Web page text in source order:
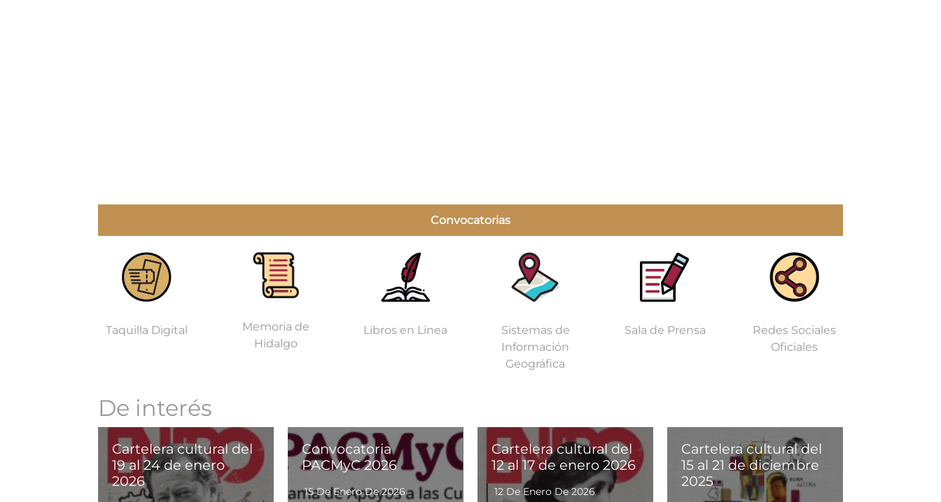
Convocatorias
Taquilla Digital
Memoria de
Hidalgo
Libros en Línea
Sistemas de
Información
Geográfica
Sala de Prensa
Redes Sociales
Oficiales
De interés
Cartelera cultural del
19 al 24 de enero
2026
Convocatoria
PACMyC 2026
15 De Enero De 2026
Cartelera cultural del
12 al 17 de enero 2026
12 De Enero De 2026
Cartelera cultural del
15 al 21 de diciembre
2025